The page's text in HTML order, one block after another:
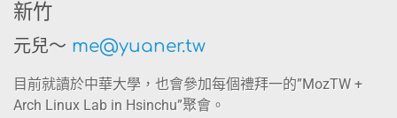
新竹
元兒～ me@yuaner.tw
目前就讀於中華大學，也會參加每個禮拜一的”MozTW +
Arch Linux Lab in Hsinchu”聚會。